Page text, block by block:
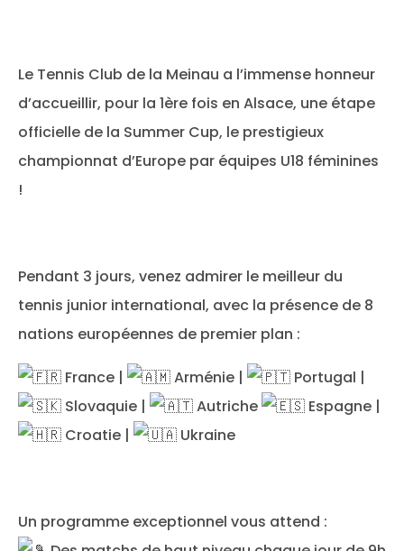
Le Tennis Club de la Meinau a l’immense honneur
d’accueillir, pour la 1ère fois en Alsace, une étape
officielle de la Summer Cup, le prestigieux
championnat d’Europe par équipes U18 féminines
!
Pendant 3 jours, venez admirer le meilleur du
tennis junior international, avec la présence de 8
nations européennes de premier plan :
France | Arménie |
Portugal |
Slovaquie |
Autriche
Espagne |
Croatie |
Ukraine
Un programme exceptionnel vous attend :